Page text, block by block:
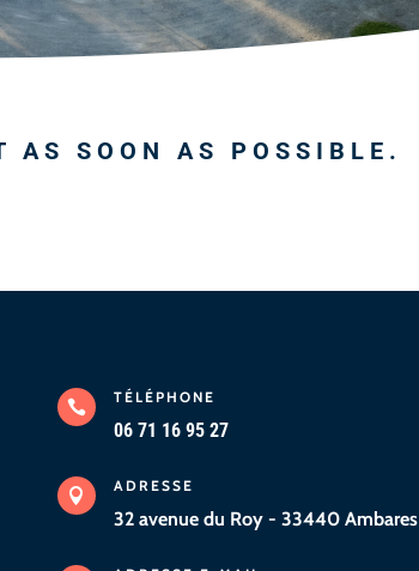
AS SOON AS POSSIBLE.

TÉLÉPHONE
06 71 16 95 27

ADRESSE
32 avenue du Roy - 33440